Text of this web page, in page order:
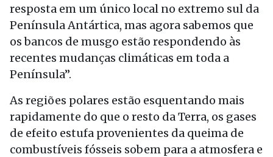
resposta em um único local no extremo sul da
Península Antártica, mas agora sabemos que
os bancos de musgo estão respondendo às
recentes mudanças climáticas em toda a
Península”.
As regiões polares estão esquentando mais
rapidamente do que o resto da Terra, os gases
de efeito estufa provenientes da queima de
combustíveis fósseis sobem para a atmosfera e